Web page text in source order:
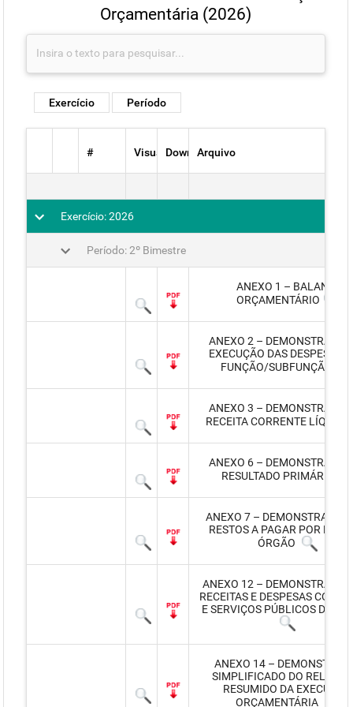
Orçamentária (2026)
Exercício Período
# VisualizarDownloadArquivo
Exercício: 2026
Período: 2º Bimestre
ANEXO 1 – BALANÇO
ORÇAMENTÁRIO
ANEXO 2 –
EXECUÇÃO DAS DESPESAS
FUNÇÃO/SUBFUNÇÃO
ANEXO 3 –
RECEITA CORRENTE LÍQUIDA
ANEXO 6 –
RESULTADO PRIMÁRIO
ANEXO 7 – DEMONSTRATIVO
RESTOS A PAGAR POR
ÓRGÃO
ANEXO 12 –
RECEITAS E DESPESAS COM
E SERVIÇOS PÚBLICOS DE
ANEXO 14 –
SIMPLIFICADO DO
RESUMIDO DA EXECUÇÃO
ORÇAMENTÁRIA